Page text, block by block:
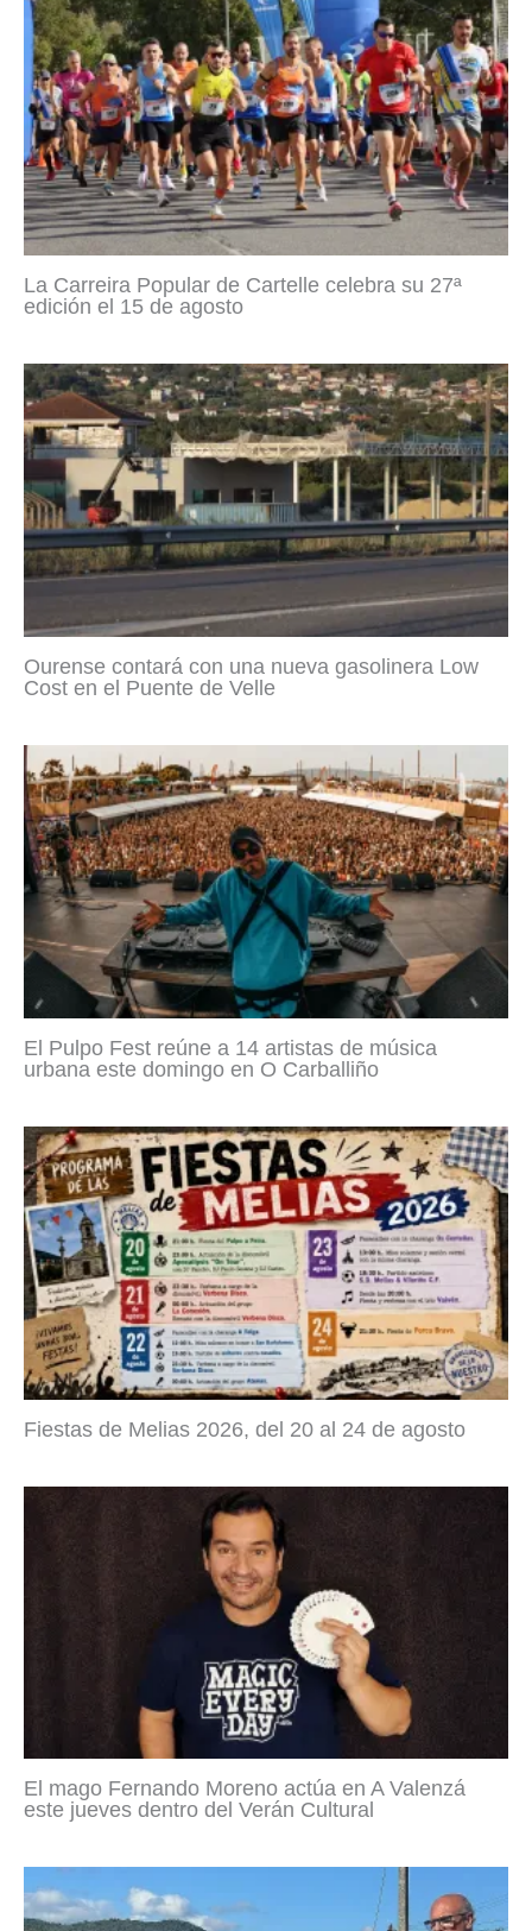
La Carreira Popular de Cartelle celebra su 27ª
edición el 15 de agosto
Ourense contará con una nueva gasolinera Low
Cost en el Puente de Velle
El Pulpo Fest reúne a 14 artistas de música
urbana este domingo en O Carballiño
Fiestas de Melias 2026, del 20 al 24 de agosto
El mago Fernando Moreno actúa en A Valenzá
este jueves dentro del Verán Cultural